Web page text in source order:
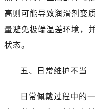
高则可能导致润滑剂变
量避免极端温差环境，
状态。
五、日常维护不当
日常佩戴过程中的